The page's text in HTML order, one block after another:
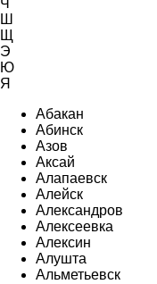
Ч
Ш
Щ
Э
Ю
Я
Абакан
Абинск
Азов
Аксай
Алапаевск
Алейск
Александров
Алексеевка
Алексин
Алушта
Альметьевск